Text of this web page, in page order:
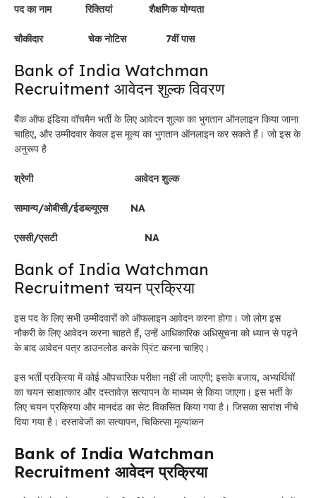
पद का नाम रिक्तियां शैक्षणिक योग्यता
चौकीदार चेक नोटिस 7वीं पास
Bank of India Watchman
Recruitment आवेदन शुल्क विवरण
बैंक ऑफ इंडिया वॉचमैन भर्ती के लिए आवेदन शुल्क का भुगतान ऑनलाइन किया जाना
चाहिए, और उम्मीदवार केवल इस मूल्य का भुगतान ऑनलाइन कर सकते हैं। जो इस के
अनुरूप है
श्रेणी आवेदन शुल्क
सामान्य/ओबीसी/ईडब्ल्यूएस NA
एससी/एसटी NA
Bank of India Watchman
Recruitment चयन प्रक्रिया
इस पद के लिए सभी उम्मीदवारों को ऑफलाइन आवेदन करना होगा। जो लोग इस
नौकरी के लिए आवेदन करना चाहते हैं, उन्हें आधिकारिक अधिसूचना को ध्यान से पढ़ने
के बाद आवेदन पत्र डाउनलोड करके प्रिंट करना चाहिए।
इस भर्ती प्रक्रिया में कोई औपचारिक परीक्षा नहीं ली जाएगी; इसके बजाय, अभ्यर्थियों
का चयन साक्षात्कार और दस्तावेज़ सत्यापन के माध्यम से किया जाएगा। इस भर्ती के
लिए चयन प्रक्रिया और मानदंड का सेट विकसित किया गया है। जिसका सारांश नीचे
दिया गया है। दस्तावेजों का सत्यापन, चिकित्सा मूल्यांकन
Bank of India Watchman
Recruitment आवेदन प्रक्रिया